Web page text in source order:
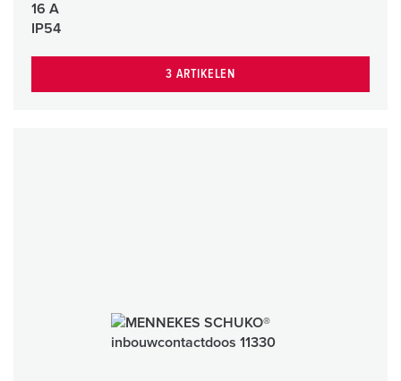
16 A
IP54
3 ARTIKELEN